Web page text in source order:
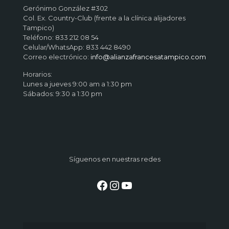
Gerónimo González #302
Col. Ex. Country-Club (frente a la clínica alijadores
Tampico)
Teléfono: 833 212 08 54
Celular/WhatsApp: 833 442 8490
Correo electrónico: info@alianzafrancesatampico.com
Horarios:
Lunes a jueves 9:00 am a 1:30 pm
Sábados: 9:30 a 1:30 pm
Síguenos en nuestras redes
Facebook
Instagram
YouTube